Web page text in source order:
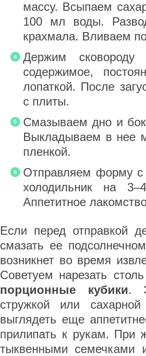
массу. Всыпаем
100 мл воды.
крахмала. Вливаем
Держим
содержимое,
лопаткой. После
с плиты.
Смазываем дно и
Выкладываем в нее
пленкой.
Отправляем форму
холодильник на
Аппетитное
Если перед отправкой
смазать ее
возникнет во время
Советуем нарезать
порционные кубики.
стружкой или
выглядеть еще
прилипать к рукам. При
тыквенными семечками